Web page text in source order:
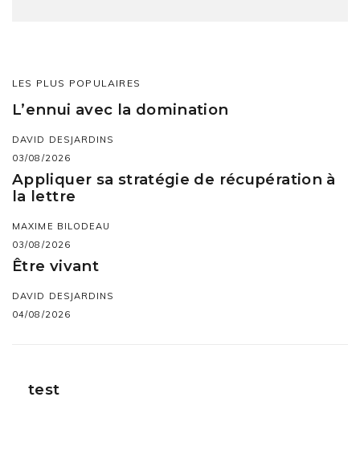
LES PLUS POPULAIRES
L’ennui avec la domination
DAVID DESJARDINS
03/08/2026
Appliquer sa stratégie de récupération à
la lettre
MAXIME BILODEAU
03/08/2026
Être vivant
DAVID DESJARDINS
04/08/2026
test